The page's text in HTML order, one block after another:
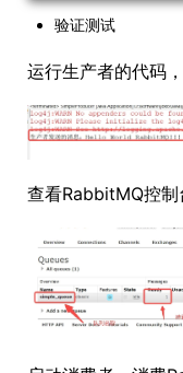
验证测试
运行生产者的代码
查看RabbitMQ控